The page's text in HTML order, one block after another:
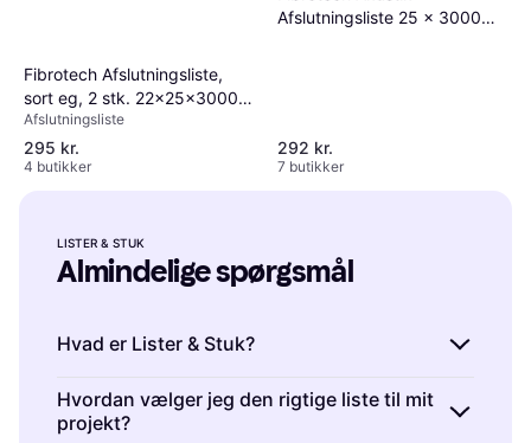
Fibrotech Afslutningsliste,
sort eg, 2 stk. 22x25x3000
mm, Sort eg, 2 stk
Afslutningsliste
295 kr.
4 butikker
Afslutningsliste 25 x 3000
292 kr.
7 butikker
LISTER & STUK
Almindelige spørgsmål
Hvad er Lister & Stuk?
Lister & Stuk er dekorative elementer, der
bruges til at forbedre udseendet af vægge og
Hvordan vælger jeg den rigtige liste til mit
projekt?